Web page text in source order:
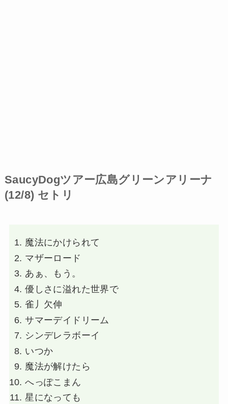
SaucyDogツアー広島グリーンアリーナ
(12/8) セトリ
魔法にかけられて
マザーロード
あぁ、もう。
優しさに溢れた世界で
雀丿欠伸
サマーデイドリーム
シンデレラボーイ
いつか
魔法が解けたら
へっぽこまん
星になっても